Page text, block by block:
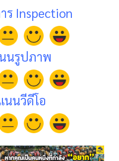
ร Inspection
นรูปภาพ
นนวีดีโอ